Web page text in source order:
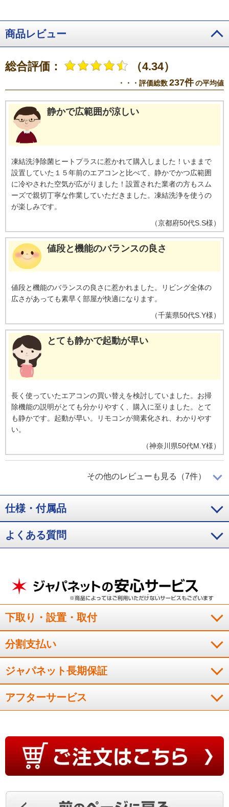
入れ】ダストボックスは半年に1回を目安に定期的に確認して、ホコリがたま
っているようならお手入れをしてください。
※13【最上位モデルにも搭載
／プラズマイオン空清】Xシリーズ搭載「パワフルPremiumプラズマ空清」と
ラスチック素材とステンレスの比較。JIS粉体8種・11種混合。約8時間送風運
※15【除菌／ステンレス通風路・ス
テンレスフラップ】エアコンから出る空気を除菌しているわけではありませ
り運転で省エネ】RAS-GT4026D、洋室14畳。冷房時:外気温35℃、設定温度
27℃、風速自動において、室温安定時の1時間あたりの積算消費電力量が
［ecoこれっきり］ON（262Wh）とOFF（303Wh）との比較。カーテンを閉
め切った日射量の少ない日中を想定。
の室外機の吸い込み空気温度。ベランダなど狭小スペースに設置した場合、
ださい。また、高温の場合、製品保護のため運転しないことがあります。使
用環境により能力が低下する場合があります。
※18【国内唯一／室外機ま
で凍結洗浄】2026年4月時点で販売されている国内家庭用エアコンにおいて。
熱交換器を自動で凍結させ洗浄する技術。室外機の［凍結洗浄］は出荷時に
は設定されておらず、お客様による設定が必要
商品レビュー
総合評価： （4.34）
・・・評価総数237件の平均値
静かで広範囲が涼しい
凍結洗浄除菌ヒートプラスに惹かれて購入しました！いままで
設置していた１５年前のエアコンと比べて、静かでかつ広範囲
に冷やされた空気が広がりました！設置された業者の方もスム
ーズで親切丁寧な作業していただきました。凍結洗浄を使うの
が楽しみです。
（京都府50代S.S様）
値段と機能のバランスの良さ
値段と機能のバランスの良さに惹かれました。リビング全体の
広さがあっても素早く部屋が快適になります。
（千葉県50代S.Y様）
とても静かで起動が早い
長く使っていたエアコンの買い替えを検討していました。お掃
除機能の説明がとても分かりやすく、購入に至りました。とて
も静かです。起動が早い。リモコンが簡素化され、わかりやす
い。
（神奈川県50代M.Y様）
ｅｃｏこれっきりが楽
生活環境が一階に集約されたため、耐用年数と能力を考えて、
こちらの機種にしました。ほとんど、ｅｃｏこれっきりボタン
一つで済みそうなので楽です。
（群馬県70代M.M様）
す。
清潔機能が充実している
結洗浄やフィルターのお掃除機能もとても気に入ってます。
（北海道50代 I.N様
その他のレビューも見る（7件）
仕様・付属品
よくある質問
下取り・設置・取付
分割支払い
ジャパネット長期保証
アフターサービス